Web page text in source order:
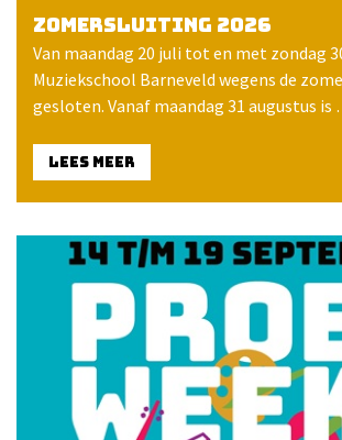
Zomersluiting 2026
Van maandag 20 juli tot en met zondag
Muziekschool Barneveld wegens de
gesloten. Vanaf maandag 31 augustus is
LEES MEER